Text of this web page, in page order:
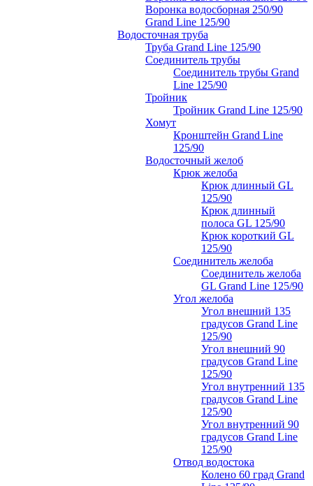
Воронка водосборная 250/90
Grand Line 125/90
Водосточная труба
Труба Grand Line 125/90
Соединитель трубы
Соединитель трубы Grand
Line 125/90
Тройник
Тройник Grand Line 125/90
Хомут
Кронштейн Grand Line
125/90
Водосточный желоб
Крюк желоба
Крюк длинный GL
125/90
Крюк длинный
полоса GL 125/90
Крюк короткий GL
125/90
Соединитель желоба
Соединитель желоба
GL Grand Line 125/90
Угол желоба
Угол внешний 135
градусов Grand Line
125/90
Угол внешний 90
градусов Grand Line
125/90
Угол внутренний 135
градусов Grand Line
125/90
Угол внутренний 90
градусов Grand Line
125/90
Отвод водостока
Колено 60 град Grand